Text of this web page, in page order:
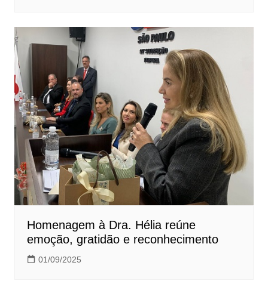
Homenagem à Dra. Hélia reúne
emoção, gratidão e reconhecimento
01/09/2025